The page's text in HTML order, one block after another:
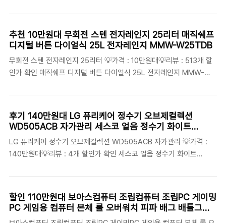
이스조끼 얼음 여름 국산 아이스팩 🚩가격 : 2만원대🚩리뷰 : 107개 할
인가 확인 차다차 선풍기조끼 아이스 얼음 쿨조끼 작업복 🚩가격 : 4만
원대🚩리뷰 : 61개 할인가 확인 더푸른G9 대한체육회 쿨링조끼 리쿨베
스트 RECOOLVEST 아이스조끼 국가대표 🚩가격 : 9만원대🚩리뷰 :
추천 10만원대 무회전 스텐 전자레인지 25리터 매직쉐프
디지털 버튼 다이얼식 25L 전자레인지 MMW-W25TDB
무회전 스텐 전자레인지 25리터 💡가격 : 10만원대💡리뷰 : 513개 할
인가 확인 매직쉐프 디지털 버튼 다이얼식 25L 전자레인지 MMW-
식 23L 히든핸들 디자인 MMOP02OK-AMPBWH 무음모드 지원, 화
이트 💡가격 : 9만원대💡리뷰 : 49개 할인가 확인 매직쉐프 업소용 무
회전 전자레인지 25L/대용량/편의점/올스텐/플랫, MMW-WC25TES
💡가격 : 10만원대💡리뷰 : 775개 할인가 확인 매직쉐프 디지털 전자
후기 140만원대 LG 퓨리케어 정수기 오브제컬렉션
WD505ACB 자가관리 세스코 얼음 정수기 화이트
EWDD951 방문설치
LG 퓨리케어 정수기 오브제컬렉션 WD505ACB 자가관리 💡가격 :
140만원대💡리뷰 : 4개 할인가 확인 세스코 얼음 정수기 화이트
수기 싱크대 직수 직수형 정수필터 DIY 자가 설치 세트, 자가설치 [벽
수전] 💡가격 : 10만원대💡리뷰 : 22개 할인가 확인 2~3단계 NEW2배
큰대형정수기 20인치정수기 지하수정수기 연수 건수정수기 모터펌프
할인 110만원대 보아스컴퓨터 조립컴퓨터 조립PC 게이밍
PC 게임용 컴퓨터 본체 롤 오버워치 피파 배그 배틀그라
운드 펠월드 디아블로 데스크탑 고사양PC 피오플 컴퓨터